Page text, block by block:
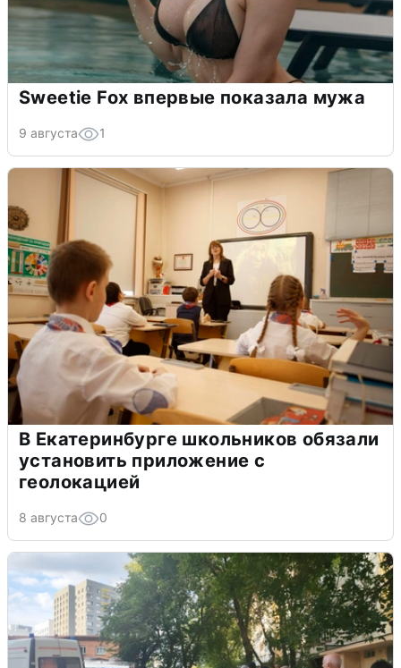
Sweetie Fox впервые показала мужа
9 августа 1
В Екатеринбурге школьников обязали
установить приложение с
геолокацией
8 августа 0